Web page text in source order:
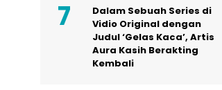
Dalam Sebuah Series di
Vidio Original dengan
Judul ‘Gelas Kaca’, Artis
Aura Kasih Berakting
Kembali